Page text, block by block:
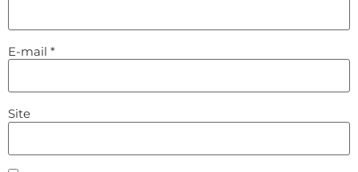
E-mail *
Site